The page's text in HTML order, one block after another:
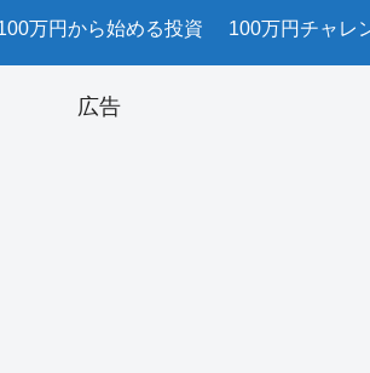
万円から始める投資 100万円チャレ
広告